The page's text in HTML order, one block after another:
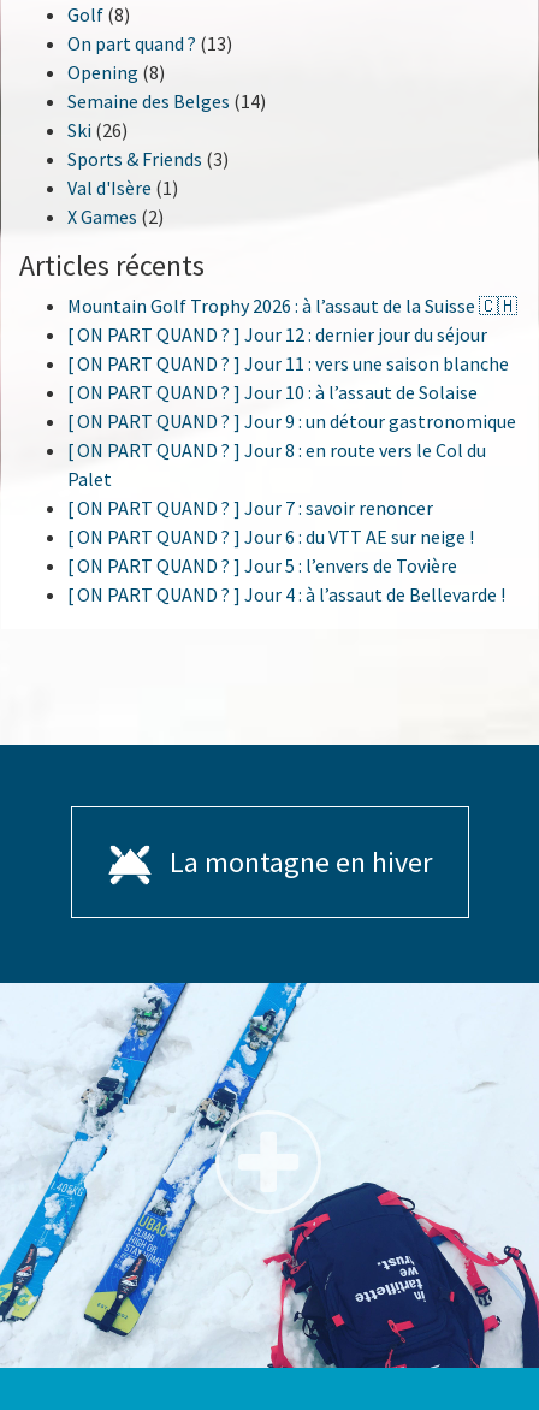
Golf (8)
On part quand ? (13)
Opening (8)
Semaine des Belges (14)
Ski (26)
Sports & Friends (3)
Val d'Isère (1)
X Games (2)
Articles récents
Mountain Golf Trophy 2026 : à l’assaut de la Suisse 🇨🇭
[ ON PART QUAND ? ] Jour 12 : dernier jour du séjour
[ ON PART QUAND ? ] Jour 11 : vers une saison blanche
[ ON PART QUAND ? ] Jour 10 : à l’assaut de Solaise
[ ON PART QUAND ? ] Jour 9 : un détour gastronomique
[ ON PART QUAND ? ] Jour 8 : en route vers le Col du
Palet
[ ON PART QUAND ? ] Jour 7 : savoir renoncer
[ ON PART QUAND ? ] Jour 6 : du VTT AE sur neige !
[ ON PART QUAND ? ] Jour 5 : l’envers de Tovière
[ ON PART QUAND ? ] Jour 4 : à l’assaut de Bellevarde !
La montagne en hiver